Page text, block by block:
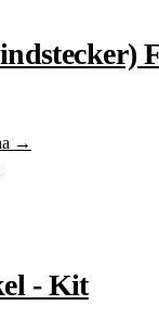
→
- Kit